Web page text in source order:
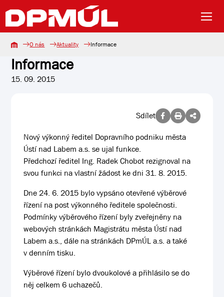
O nás Aktuality Informace
Informace
15. 09. 2015
Sdílet
Nový výkonný ředitel Dopravního podniku města
Ústí nad Labem a.s. se ujal funkce.
Předchozí ředitel Ing. Radek Chobot rezignoval na
svou funkci na vlastní žádost ke dni 31. 8. 2015.
Dne 24. 6. 2015 bylo vypsáno otevřené výběrové
řízení na post výkonného ředitele společnosti.
Podmínky výběrového řízení byly zveřejněny na
webových stránkách Magistrátu města Ústí nad
Labem a.s., dále na stránkách DPmÚL a.s. a také
v denním tisku.
Výběrové řízení bylo dvoukolové a přihlásilo se do
něj celkem 6 uchazečů.